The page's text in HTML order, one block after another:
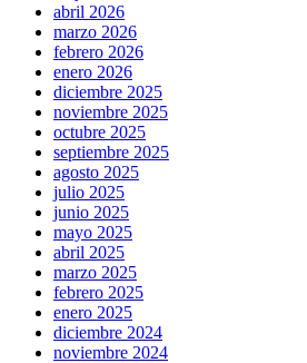
abril 2026
marzo 2026
febrero 2026
enero 2026
diciembre 2025
noviembre 2025
octubre 2025
septiembre 2025
agosto 2025
julio 2025
junio 2025
mayo 2025
abril 2025
marzo 2025
febrero 2025
enero 2025
diciembre 2024
noviembre 2024